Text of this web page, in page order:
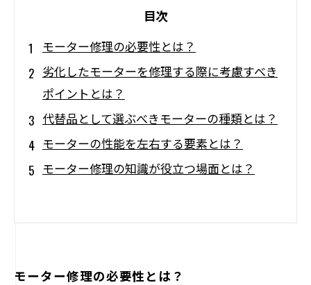
目次
モーター修理の必要性とは？
劣化したモーターを修理する際に考慮すべき
ポイントとは？
代替品として選ぶべきモーターの種類とは？
モーターの性能を左右する要素とは？
モーター修理の知識が役立つ場面とは？
モーター修理の必要性とは？